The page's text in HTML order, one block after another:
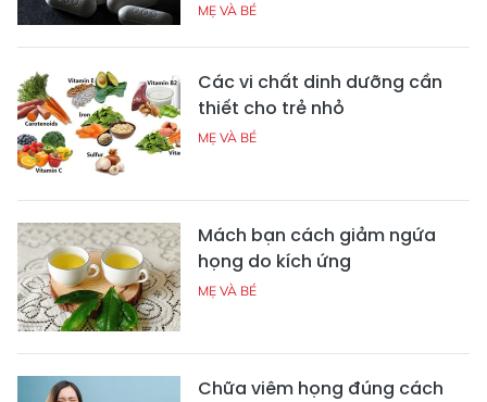
MẸ VÀ BÉ
Các vi chất dinh dưỡng cần
thiết cho trẻ nhỏ
MẸ VÀ BÉ
Mách bạn cách giảm ngứa
họng do kích ứng
MẸ VÀ BÉ
Chữa viêm họng đúng cách